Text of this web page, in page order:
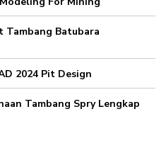
Tambang Batubara
2024 Pit Design
Tambang Spry Lengkap